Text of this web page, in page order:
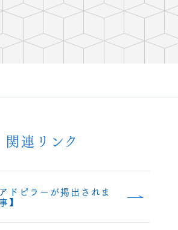
関連リンク
ドピラーが掲出されま
】